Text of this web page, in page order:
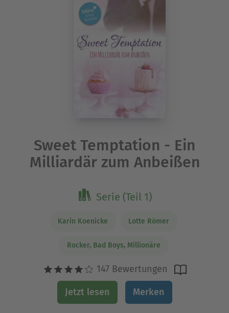
Sweet Temptation - Ein
Milliardär zum Anbeißen
Serie (Teil 1)
Karin Koenicke Lotte Römer
Rocker, Bad Boys, Millionäre
147 Bewertungen
Jetzt lesen Merken